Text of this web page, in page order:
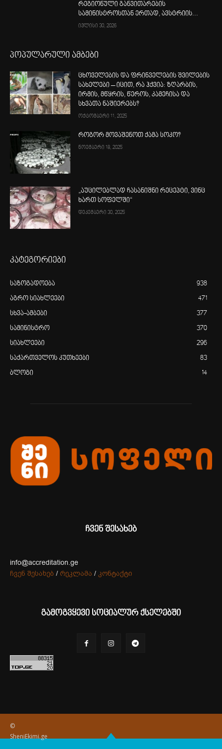
რეგიონული განვითარების
სამინისტროსთან ერთად, ავსტრიის...
ივლისი 30, 2026
პოპულარული ამბები
ცხოველების და ფრინველების შვილების
სახელები – იცით, რა ჰქვია: ზღარბის,
ირმის, მწყრის, წეროს, კამეჩისა და
სხვათა ნაშიერებს?
ოქტომბერი 11, 2025
როგორ მოვაშენოთ ქამა სოკო?
ნოემბერი 18, 2025
„აუცილებლად ჩასანიშნი რეცეპტი, ვინც
ხართ სოფელში“
დეკემბერი 30, 2025
კატეგორიები
საზოგადოება 938
აგრო სიახლეები 471
სხვა-ამბები 377
სამინისტრო 370
სიახლეები 296
საქართველოს კუთხეები 83
ბლოგი 14
ჩვენ შესახებ
info@accreditation.ge
ჩვენ შესახებ / რეკლამა / კონტაქტი
გამოგვყევი სოციალურ ქსელებში
©
SheniEkimi.ge